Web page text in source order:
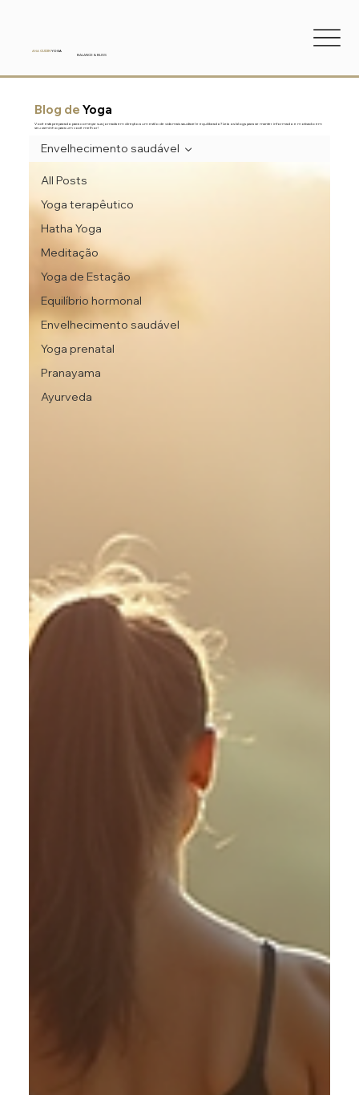
ANA CUDIN YOGA
BALANCE & BLISS
Blog de Yoga
Você está preparado para começar sua jornada em direção a um estilo de vida mais saudável e equilibrado? Leia os blogs para se manter informado e motivado em
seu caminho para um você melhor!
All Posts
Yoga terapêutico
Hatha Yoga
Meditação
Yoga de Estação
Equilíbrio hormonal
Envelhecimento saudável
Yoga prenatal
Pranayama
Ayurveda
Envelhecimento saudável